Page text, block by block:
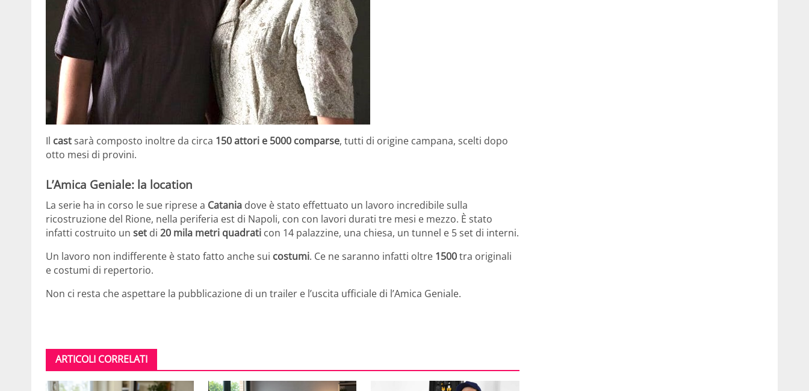
Il castsarà composto inoltre da circa 150 attori e 5000 comparse, tutti di origine campana, scelti dopo
otto mesi di provini.
L’Amica Geniale: la location
La serie ha in corso le sue riprese a Catania dove è stato effettuato un lavoro incredibile sulla
ricostruzione del Rione, nella periferia est di Napoli, con con lavori durati tre mesi e mezzo. È stato
infatti costruito un set di 20 mila metri quadrati con 14 palazzine, una chiesa, un tunnel e 5 set di interni.
Un lavoro non indifferente è stato fatto anche sui costumi. Ce ne saranno infatti oltre 1500tra originali
e costumi di repertorio.
Non ci resta che aspettare la pubblicazione di un trailer e l’uscita ufficiale di l’Amica Geniale.
ARTICOLI CORRELATI